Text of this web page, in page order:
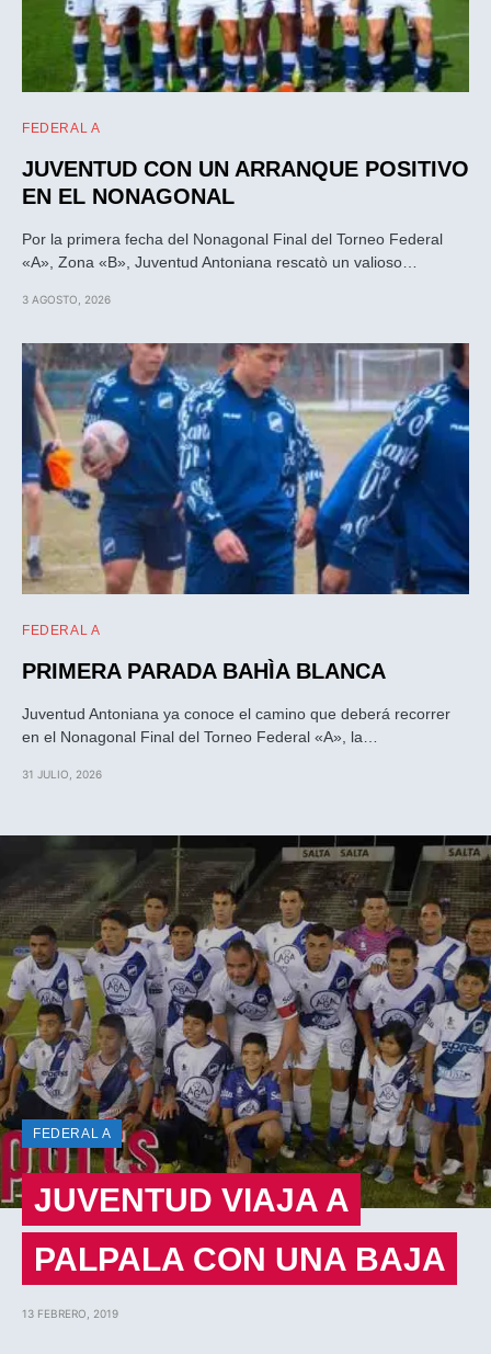
FEDERAL A
JUVENTUD CON UN ARRANQUE POSITIVO
EN EL NONAGONAL
Por la primera fecha del Nonagonal Final del Torneo Federal
«A», Zona «B», Juventud Antoniana rescatò un valioso…
3 AGOSTO, 2026
FEDERAL A
PRIMERA PARADA BAHÌA BLANCA
Juventud Antoniana ya conoce el camino que deberá recorrer
en el Nonagonal Final del Torneo Federal «A», la…
31 JULIO, 2026
FEDERAL A
JUVENTUD VIAJA A
PALPALA CON UNA BAJA
13 FEBRERO, 2019